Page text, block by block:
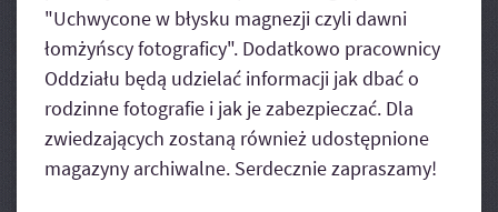
"Uchwycone w błysku magnezji czyli dawni
łomżyńscy fotograficy". Dodatkowo pracownicy
Oddziału będą udzielać informacji jak dbać o
rodzinne fotografie i jak je zabezpieczać. Dla
zwiedzających zostaną również udostępnione
magazyny archiwalne. Serdecznie zapraszamy!